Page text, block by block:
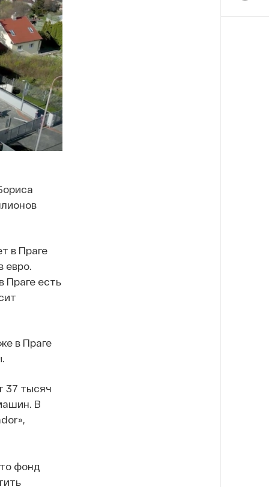
в Праге
евро.
Праге есть
в Праге
37 тысяч
В
фонд